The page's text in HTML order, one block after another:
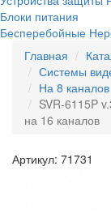
Блоки питания
Бесперебойные
Главная
Системы
На 8 каналов
SVR-6115P
на 16 каналов
Артикул: 71731